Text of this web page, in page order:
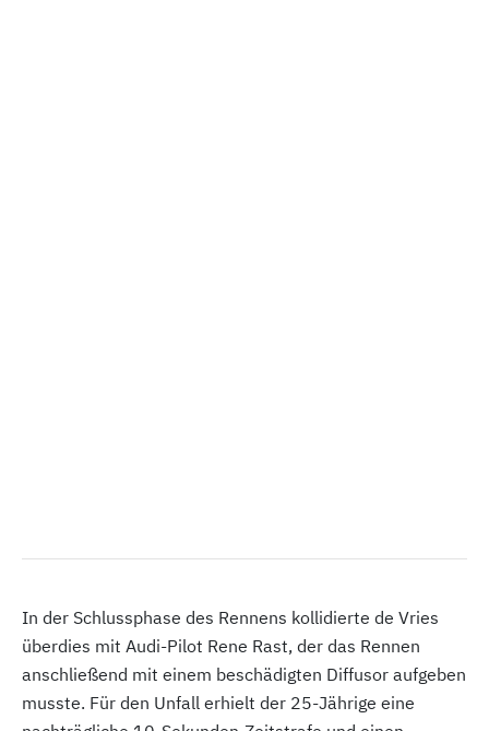
In der Schlussphase des Rennens kollidierte de Vries
überdies mit Audi-Pilot Rene Rast, der das Rennen
anschließend mit einem beschädigten Diffusor aufgeben
musste. Für den Unfall erhielt der 25-Jährige eine